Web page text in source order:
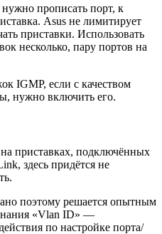
прописать порт, к
Asus не лимитирует
приставки. Использовать
несколько, пару портов на
IGMP, если с качеством
нужно включить его.
приставках, подключённых
здесь придётся не
поэтому решается опытным
«Vlan ID» —
по настройке порта/